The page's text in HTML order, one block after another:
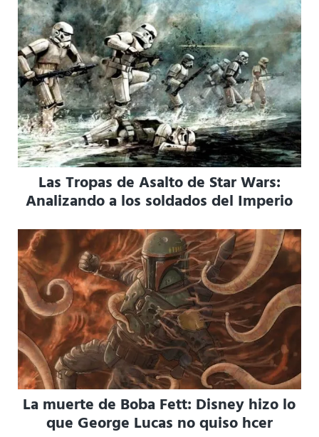
Las Tropas de Asalto de Star Wars:
Analizando a los soldados del Imperio
La muerte de Boba Fett: Disney hizo lo
que George Lucas no quiso hcer